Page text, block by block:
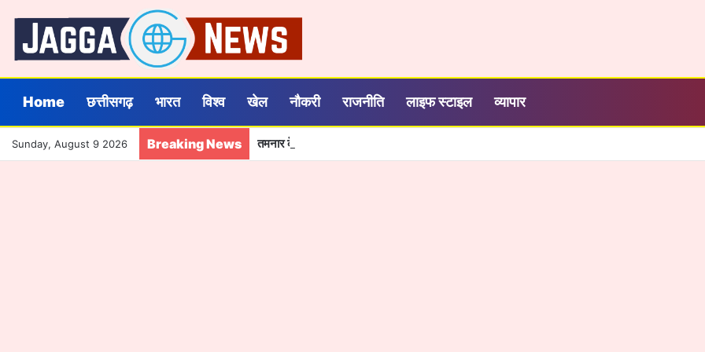
Home छत्तीसगढ़ भारत विश्व खेल नौकरी राजनीति लाइफ स्टाइल व्यापार
Sunday, August 9 2026 Breaking News तमनार के बच्चों को मिली नई उड़ान, अदाणी फाउंडेशन के कोचिंग सेंटर से 39 का चयन